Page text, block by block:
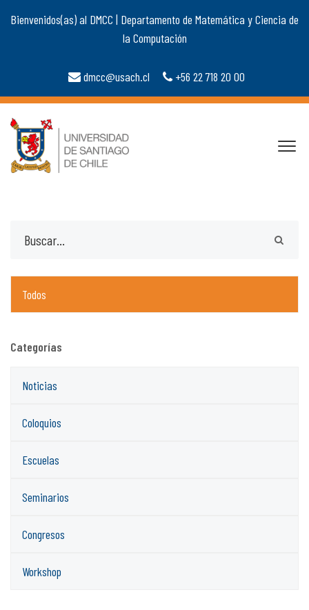
Bienvenidos(as) al DMCC | Departamento de Matemática y Ciencia de
la Computación
dmcc@usach.cl +56 22 718 20 00
Todos
Categorías
Noticias
Coloquios
Escuelas
Seminarios
Congresos
Workshop